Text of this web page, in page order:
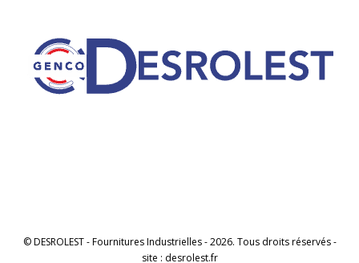
© DESROLEST - Fournitures Industrielles - 2026. Tous droits réservés -
site : desrolest.fr